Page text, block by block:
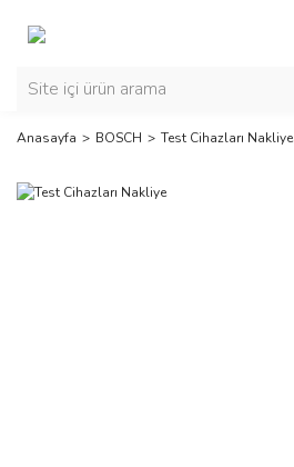
Anasayfa BOSCH Test Cihazları Nakliye